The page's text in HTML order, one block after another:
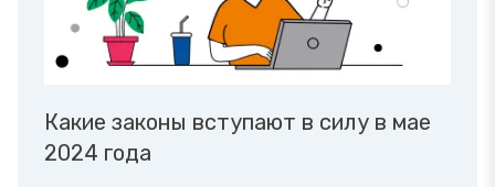
Какие законы вступают в силу в мае
2024 года